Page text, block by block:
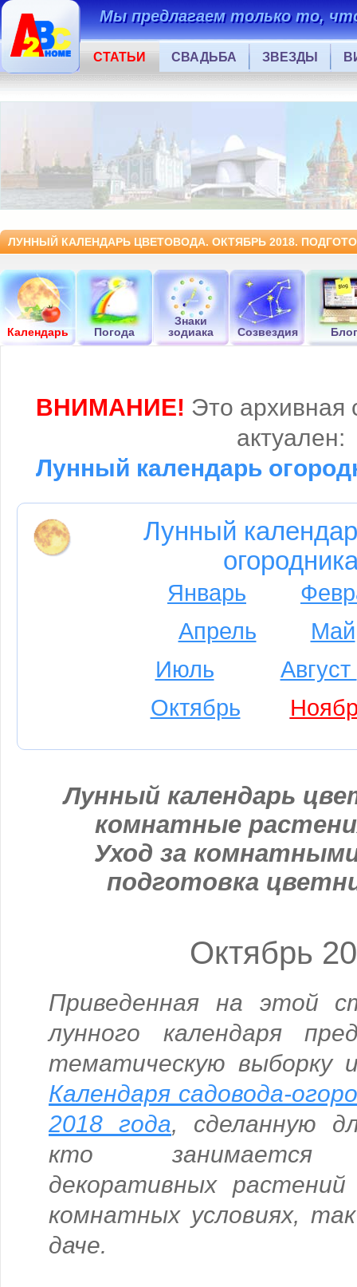
Мы предлагаем только то,
СТАТЬИ СВАДЬБА ЗВЕЗДЫ
ЛУННЫЙ КАЛЕНДАРЬ ЦВЕТОВОДА. ОКТЯБРЬ 2018.
Календарь Погода
Знаки
зодиака
Созвездия Блог
ВНИМАНИЕ! Это архивная
актуален:
Лунный календарь
Лунный
Январь
Апрель
Май
Июль
Август
Октябрь
Лунный календарь
комнатные
Уход за
подготовка
Октябрь
Приведенная на этой
лунного календаря
тематическую выборку
Календаря садовода-
2018 года, сделанную
кто занимается
декоративных
комнатных условиях,
даче.